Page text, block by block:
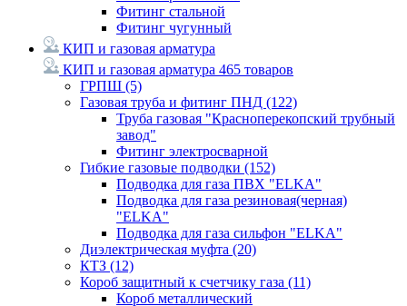
Фитинг стальной
Фитинг чугунный
КИП и газовая арматура
КИП и газовая арматура 465 товаров
ГРПШ (5)
Газовая труба и фитинг ПНД (122)
Труба газовая "Красноперекопский трубный
завод"
Фитинг электросварной
Гибкие газовые подводки (152)
Подводка для газа ПВХ "ELKA"
Подводка для газа резиновая(черная)
"ELKA"
Подводка для газа сильфон "ELKA"
Диэлектрическая муфта (20)
КТЗ (12)
Короб защитный к счетчику газа (11)
Короб металлический